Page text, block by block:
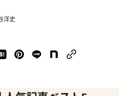
洋史